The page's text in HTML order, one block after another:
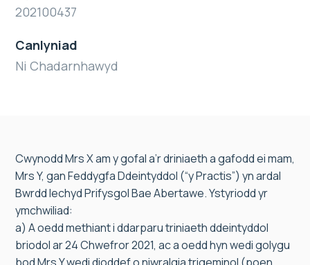
202100437
Canlyniad
Ni Chadarnhawyd
Cwynodd Mrs X am y gofal a’r driniaeth a gafodd ei mam,
Mrs Y, gan Feddygfa Ddeintyddol (“y Practis”) yn ardal
Bwrdd Iechyd Prifysgol Bae Abertawe. Ystyriodd yr
ymchwiliad:
a) A oedd methiant i ddarparu triniaeth ddeintyddol
briodol ar 24 Chwefror 2021, ac a oedd hyn wedi golygu